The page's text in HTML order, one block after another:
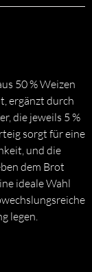
50 % Weizen
ergänzt durch
die jeweils 5 %
sorgt für eine
und die
dem Brot
ideale Wahl
legen.